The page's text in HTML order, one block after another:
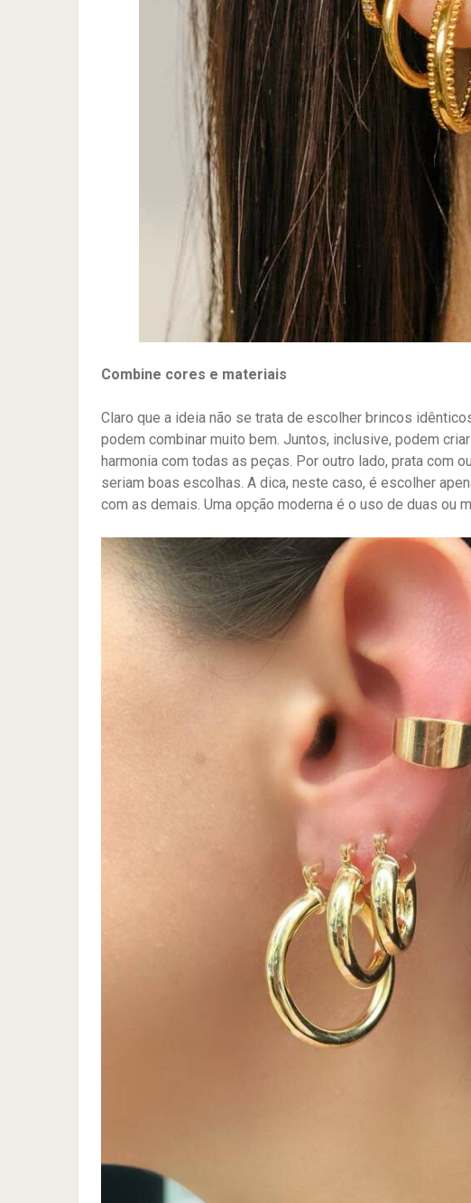
Combine cores e materiais
Claro que a ideia não se trata de escolher brincos
podem combinar muito bem. Juntos, inclusive, podem
harmonia com todas as peças. Por outro lado, prata com
seriam boas escolhas. A dica, neste caso, é escolher
com as demais. Uma opção moderna é o uso de duas ou